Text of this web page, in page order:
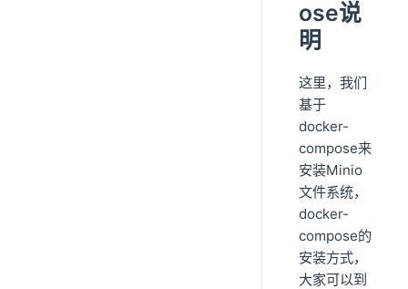
ose说
明
这里，我们
基于
docker-
compose来
安装Minio
文件系统，
docker-
compose的
安装方式，
大家可以到